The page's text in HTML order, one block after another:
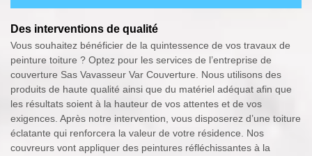
Des interventions de qualité
Vous souhaitez bénéficier de la quintessence de vos travaux de
peinture toiture ? Optez pour les services de l’entreprise de
couverture Sas Vavasseur Var Couverture. Nous utilisons des
produits de haute qualité ainsi que du matériel adéquat afin que
les résultats soient à la hauteur de vos attentes et de vos
exigences. Après notre intervention, vous disposerez d’une toiture
éclatante qui renforcera la valeur de votre résidence. Nos
couvreurs vont appliquer des peintures réfléchissantes à la